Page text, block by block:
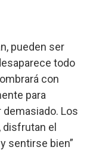
pueden ser
todo
con
para
Los
el
sentirse bien”